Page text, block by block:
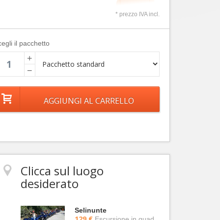
* prezzo IVA incl.
il pacchetto
+
−
Clicca sul luogo
desiderato
Selinunte